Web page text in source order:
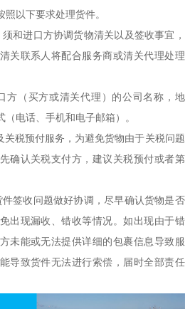
以下要求处理货件。
和进口方协调货物清关以及签收事宜，
关联系人将配合服务商或清关代理处理
方（买方或清关代理）的公司名称，地
电话、手机和电子邮箱）。
关税预付服务，为避免货物由于关税问题
确认关税支付方，建议关税预付或者第
签收问题做好协调，尽早确认货物是否
出现漏收、错收等情况。如出现由于错
未能或无法提供详细的包裹信息导致服
导致货件无法进行索偿，届时全部责任